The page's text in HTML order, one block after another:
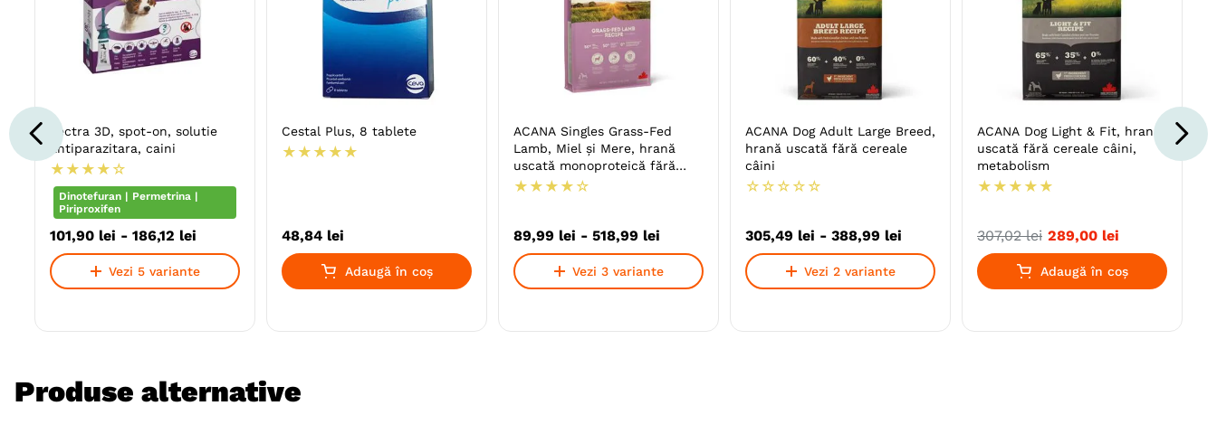
Vectra 3D, spot-on, solutie
antiparazitara, caini
★ ★ ★ ★ ☆
Dinotefuran | Permetrina |
Piriproxifen
101,90 lei - 186,12 lei
Vezi 5 variante
Cestal Plus, 8 tablete
★ ★ ★ ★ ★
48,84 lei
Adaugă în coș
ACANA Singles Grass-Fed
Lamb, Miel și Mere, hrană
uscată monoproteică fără
cereale câini
★ ★ ★ ★ ☆
89,99 lei - 518,99 lei
Vezi 3 variante
ACANA Dog Adult Large Breed,
hrană uscată fără cereale
câini
☆ ☆ ☆ ☆ ☆
305,49 lei - 388,99 lei
Vezi 2 variante
ACANA Dog Light & Fit, hrană
uscată fără cereale câini,
metabolism
★ ★ ★ ★ ★
307,02 lei 289,00 lei
Adaugă în coș
Produse alternative